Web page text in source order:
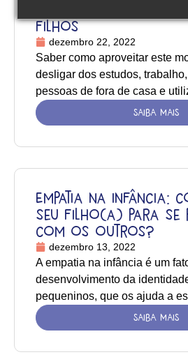
filhos
dezembro 22, 2022
Saber como aproveitar este
desligar dos estudos,
pessoas de fora de casa e
SAIBA MAIS
Empatia na infância:
seu filho(a) para se
com os outros?
dezembro 13, 2022
A empatia na infância é um
desenvolvimento da
pequeninos, que os ajuda a
SAIBA MAIS